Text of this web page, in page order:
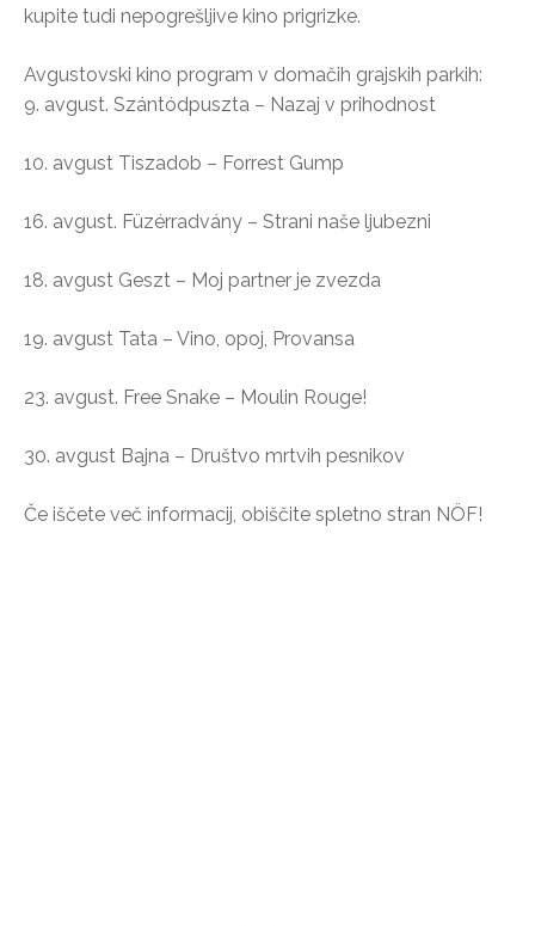
kupite tudi nepogrešljive kino prigrizke.
Avgustovski kino program v domačih grajskih parkih:
9. avgust. Szántódpuszta – Nazaj v prihodnost
10. avgust Tiszadob – Forrest Gump
16. avgust. Füzérradvány – Strani naše ljubezni
18. avgust Geszt – Moj partner je zvezda
19. avgust Tata – Vino, opoj, Provansa
23. avgust. Free Snake – Moulin Rouge!
30. avgust Bajna – Društvo mrtvih pesnikov
Če iščete več informacij, obiščite spletno stran NÖF!